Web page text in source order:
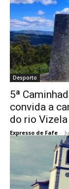
Desporto
5ª
convida a
do rio Vizela
Expresso de Fafe -